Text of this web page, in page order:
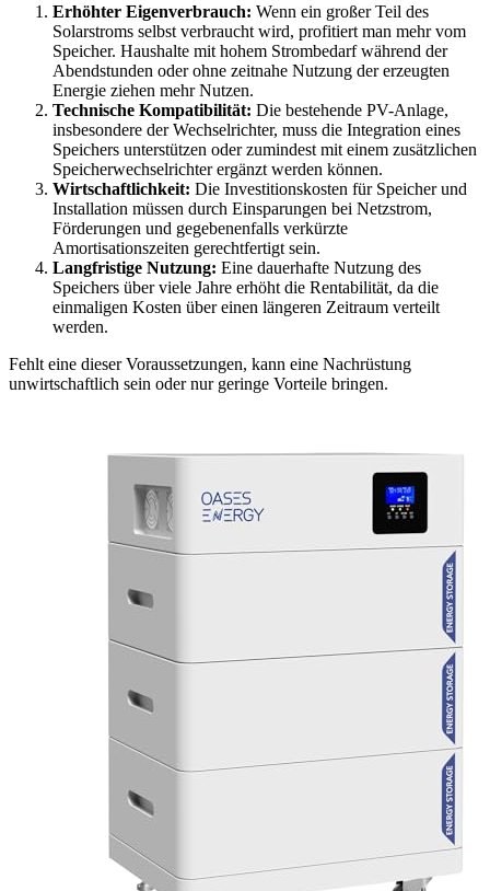
Erhöhter Eigenverbrauch: Wenn ein großer Teil des
Solarstroms selbst verbraucht wird, profitiert man mehr vom
Speicher. Haushalte mit hohem Strombedarf während der
Abendstunden oder ohne zeitnahe Nutzung der erzeugten
Energie ziehen mehr Nutzen.
Technische Kompatibilität: Die bestehende PV-Anlage,
insbesondere der Wechselrichter, muss die Integration eines
Speichers unterstützen oder zumindest mit einem zusätzlichen
Speicherwechselrichter ergänzt werden können.
Wirtschaftlichkeit: Die Investitionskosten für Speicher und
Installation müssen durch Einsparungen bei Netzstrom,
Förderungen und gegebenenfalls verkürzte
Amortisationszeiten gerechtfertigt sein.
Langfristige Nutzung: Eine dauerhafte Nutzung des
Speichers über viele Jahre erhöht die Rentabilität, da die
einmaligen Kosten über einen längeren Zeitraum verteilt
werden.
Fehlt eine dieser Voraussetzungen, kann eine Nachrüstung
unwirtschaftlich sein oder nur geringe Vorteile bringen.